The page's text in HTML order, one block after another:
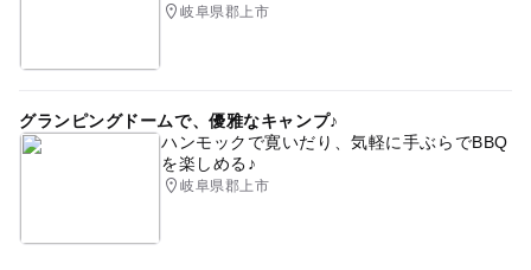
岐阜県郡上市
グランピングドームで、優雅なキャンプ♪
ハンモックで寛いだり、気軽に手ぶらでBBQ
を楽しめる♪
岐阜県郡上市